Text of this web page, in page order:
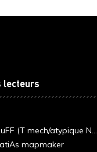
lecteurs
(T mech/atypique N...
mapmaker